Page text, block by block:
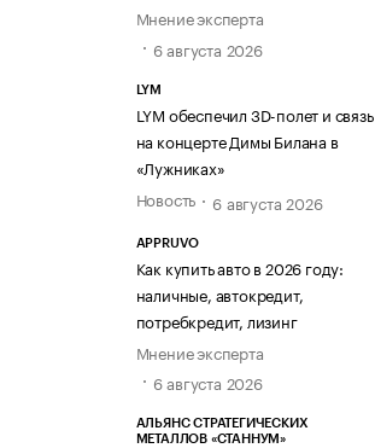
Мнение эксперта
6 августа 2026
LYM
LYM обеспечил 3D-полет и связь
на концерте Димы Билана в
«Лужниках»
Новость
6 августа 2026
APPRUVO
Как купить авто в 2026 году:
наличные, автокредит,
потребкредит, лизинг
Мнение эксперта
6 августа 2026
АЛЬЯНС СТРАТЕГИЧЕСКИХ
МЕТАЛЛОВ «СТАННУМ»